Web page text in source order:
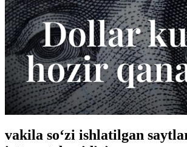
vakila so‘zi ishlatilgan